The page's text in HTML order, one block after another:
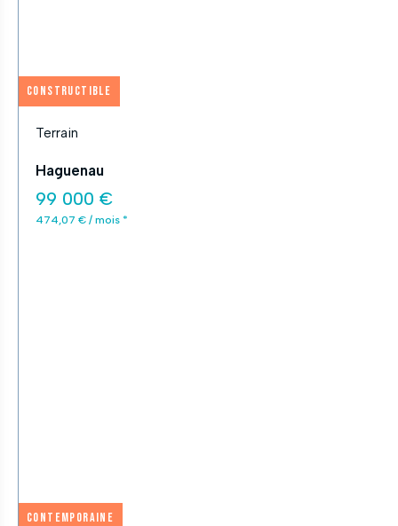
Constructible
Terrain
Haguenau
99 000 €
474,07 € / mois *
Contemporaine